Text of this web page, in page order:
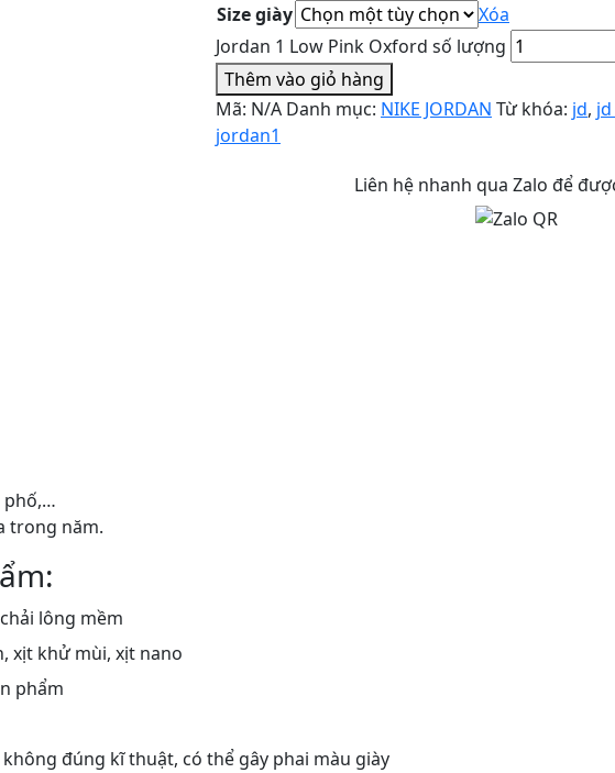
Size giày
Xóa
Jordan 1 Low Pink Oxford số lượng
Thêm vào giỏ hàng
Mã: N/A Danh mục: NIKE JORDAN Từ khóa: jd,
jordan1
Liên hệ nhanh qua Zalo để
phố,…
trong năm.
lông mềm
xịt khử mùi, xịt nano
phẩm
đúng kĩ thuật, có thể gây phai màu giày